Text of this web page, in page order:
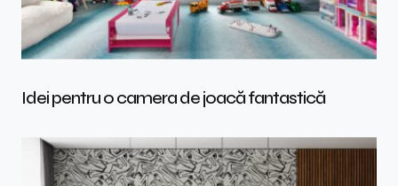
Idei pentru o camera de joacă fantastică